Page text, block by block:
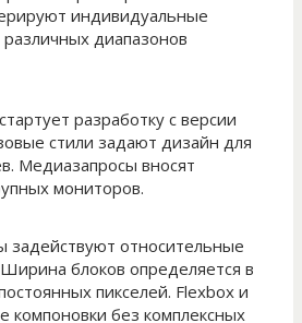
индивидуальные
диапазонов
разработку с версии
стили задают дизайн для
Медиазапросы вносят
мониторов.
задействуют относительные
блоков определяется в
пикселей. Flexbox и
компоновки без комплексных